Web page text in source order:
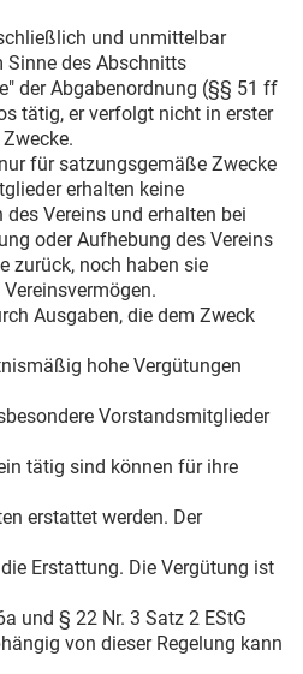
und unmittelbar
Sinne des Abschnitts
der Abgabenordnung (§§ 51 ff
tätig, er verfolgt nicht in erster
für satzungsgemäße Zwecke
erhalten keine
Vereins und erhalten bei
oder Aufhebung des Vereins
zurück, noch haben sie
Ausgaben, die dem Zweck
hohe Vergütungen
Vorstandsmitglieder
tätig sind können für ihre
erstattet werden. Der
Erstattung. Die Vergütung ist
und § 22 Nr. 3 Satz 2 EStG
von dieser Regelung kann